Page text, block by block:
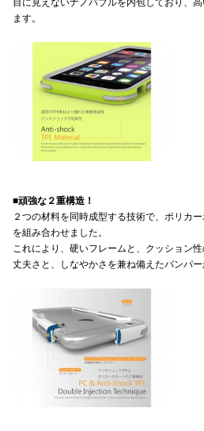
目に見えないナノバブルを内包しており、
ます。
■頑強な２重構造！
２つの材料を同時成型する技術で、ポリカ
を組み合わせました。
これにより、硬いフレームと、クッション性
丈夫さと、しなやかさを兼ね備えたバンパー